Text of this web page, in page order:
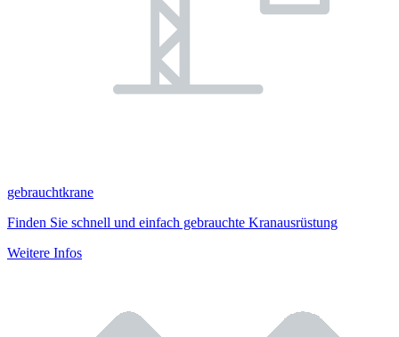
gebrauchtkrane
Finden Sie schnell und einfach gebrauchte Kranausrüstung
Weitere Infos